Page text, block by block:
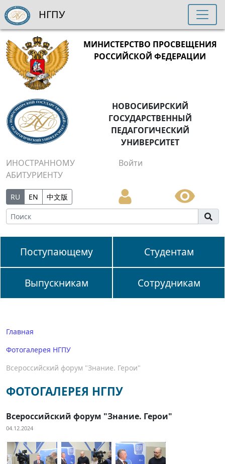
МИНИСТЕРСТВО ПРОСВЕЩЕНИЯ
РОССИЙСКОЙ ФЕДЕРАЦИИ
НОВОСИБИРСКИЙ
ГОСУДАРСТВЕННЫЙ
ПЕДАГОГИЧЕСКИЙ
УНИВЕРСИТЕТ
ИНОСТРАННОМУ
АБИТУРИЕНТУ
Войти
RU EN 中文版
Поступающему Студентам
Выпускникам Сотрудникам
НГПУ
Главная
Фотогалерея НГПУ
Всероссийский форум "Знание. Герои"
ФОТОГАЛЕРЕЯ НГПУ
Всероссийский форум "Знание. Герои"
04.12.2024